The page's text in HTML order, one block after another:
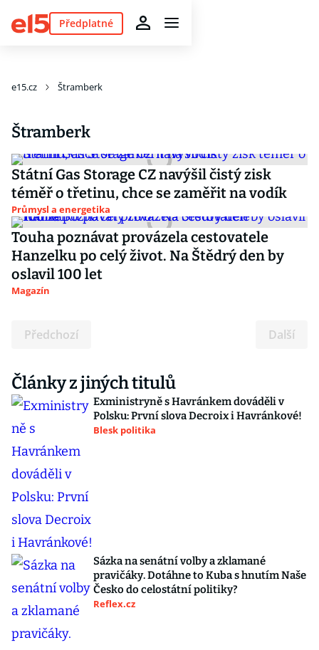
Předplatné
e15.cz Štramberk
Štramberk
Státní Gas Storage CZ navýšil čistý zisk
téměř o třetinu, chce se zaměřit na vodík
Průmysl a energetika
Touha poznávat provázela cestovatele
Hanzelku po celý život. Na Štědrý den by
oslavil 100 let
Magazín
Předchozí Další
Články z jiných titulů
Exministryně s Havránkem dováděli v
Polsku: První slova Decroix i Havránkové!
Blesk politika
Sázka na senátní volby a zklamané
pravičáky. Dotáhne to Kuba s hnutím Naše
Česko do celostátní politiky?
Reflex.cz